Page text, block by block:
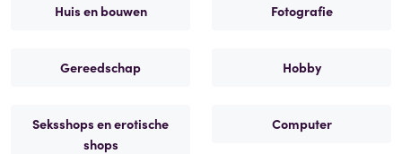
Huis en bouwen Fotografie
Gereedschap Hobby
Seksshops en erotische
shops
Computer